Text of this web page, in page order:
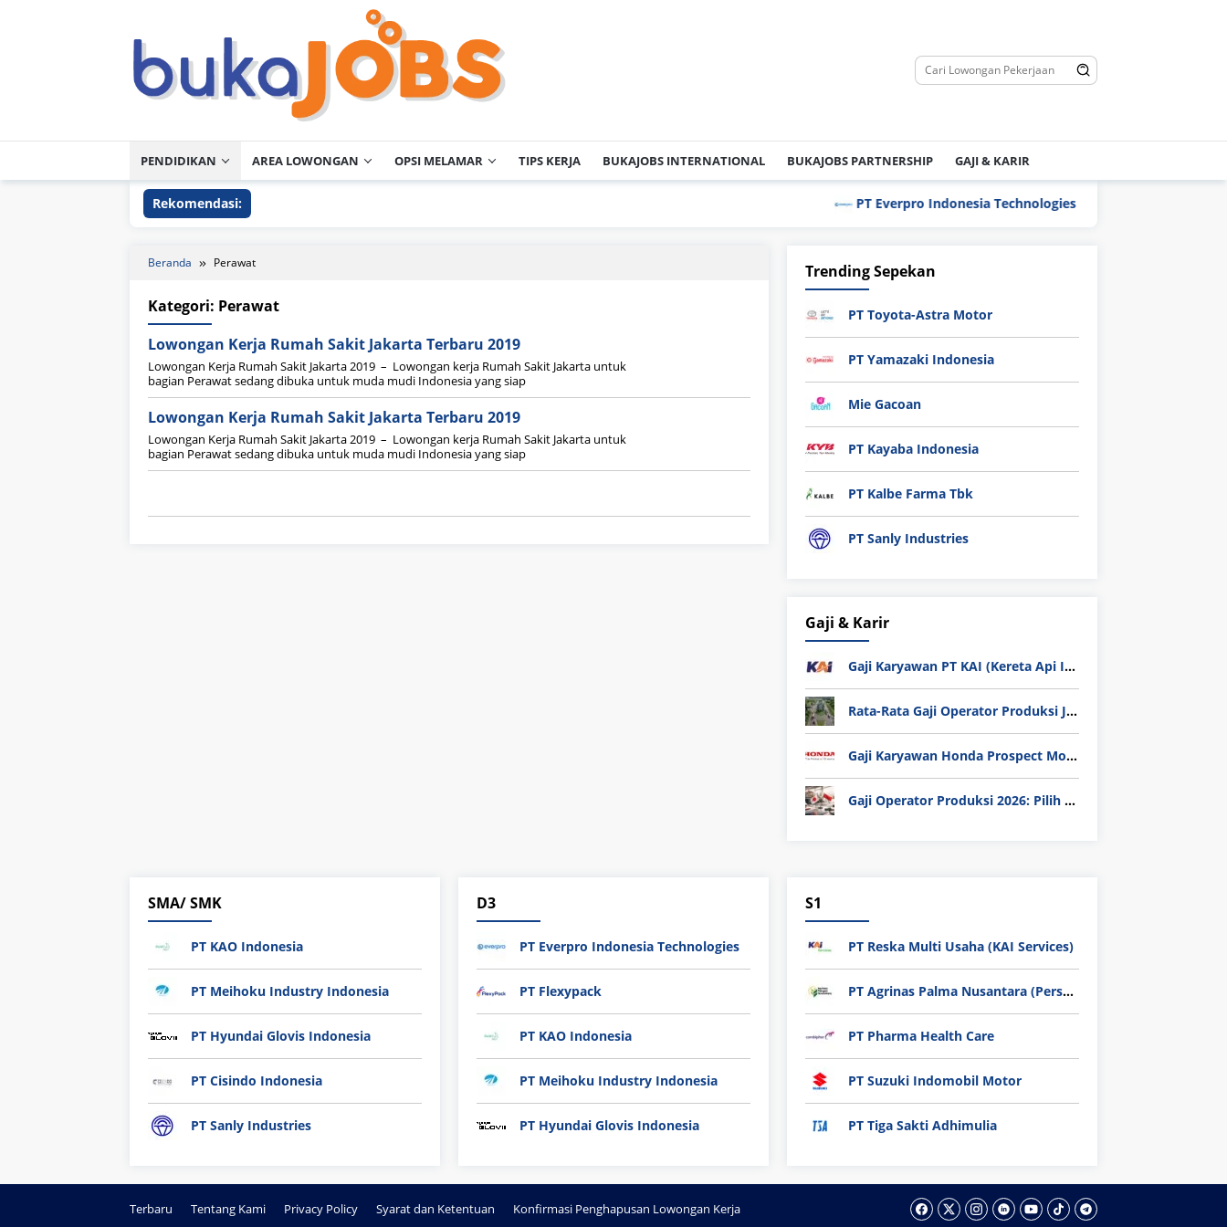
PENDIDIKAN AREA LOWONGAN OPSI MELAMAR TIPS KERJA BUKAJOBS INTERNATIONAL BUKAJOBS PARTNERSHIP GAJI & KARIR
Rekomendasi: PT Everpro Indonesia Technologies
Beranda Perawat
Kategori: Perawat
Lowongan Kerja Rumah Sakit Jakarta Terbaru 2019
Lowongan Kerja Rumah Sakit Jakarta 2019 – Lowongan kerja Rumah Sakit Jakarta untuk
bagian Perawat sedang dibuka untuk muda mudi Indonesia yang siap
Lowongan Kerja Rumah Sakit Jakarta Terbaru 2019
Lowongan Kerja Rumah Sakit Jakarta 2019 – Lowongan kerja Rumah Sakit Jakarta untuk
bagian Perawat sedang dibuka untuk muda mudi Indonesia yang siap
Trending Sepekan
PT Toyota-Astra Motor
PT Yamazaki Indonesia
Mie Gacoan
PT Kayaba Indonesia
PT Kalbe Farma Tbk
PT Sanly Industries
Gaji & Karir
Gaji Karyawan PT KAI (Kereta Api Indonesia) Update 2025
Rata-Rata Gaji Operator Produksi Jabodetabek 2025: Bedah Tuntas UMK, Lemburan, dan Realita Hidup Buruh
Gaji Karyawan Honda Prospect Motor Semua Divisi
Gaji Operator Produksi 2026: Pilih PT Astra Honda Motor (AHM) atau Manufaktur di Jepang?
SMA/ SMK
PT KAO Indonesia
PT Meihoku Industry Indonesia
PT Hyundai Glovis Indonesia
PT Cisindo Indonesia
PT Sanly Industries
D3
PT Everpro Indonesia Technologies
PT Flexypack
PT KAO Indonesia
PT Meihoku Industry Indonesia
PT Hyundai Glovis Indonesia
S1
PT Reska Multi Usaha (KAI Services)
PT Agrinas Palma Nusantara (Persero)
PT Pharma Health Care
PT Suzuki Indomobil Motor
PT Tiga Sakti Adhimulia
Terbaru Tentang Kami Privacy Policy Syarat dan Ketentuan Konfirmasi Penghapusan Lowongan Kerja